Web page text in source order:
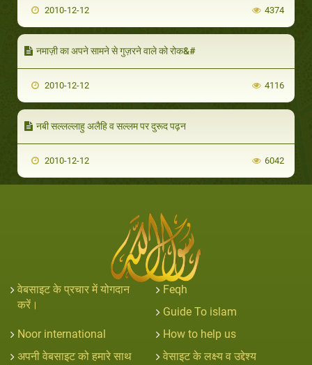
2010-12-12 4374
नमाज़ी का अपने सामने से गुज़रने वाले को रोक&#
2010-12-12 4116
नबी सल्लल्लाहु अलैहि व सल्लम पर दुरूद पढ़न
2010-12-12 6042
वेबसाइट के प्रचार में योगदान
करें।
Feqh
Guide To islam
Noor international
How to help us
अपनी वेबसाइट को हमारे साथ
वेसाइट के लक्ष्य व उद्देश्य